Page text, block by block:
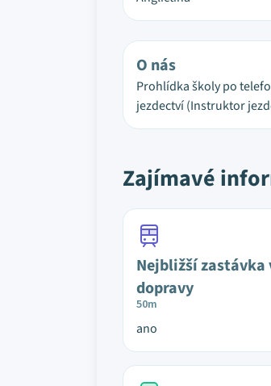
O nás
Prohlídka školy po
jezdectví (Instruktor
Zajímavé
Nejbližší zastávka
dopravy
50m
ano